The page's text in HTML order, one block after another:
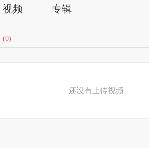
视频 专辑
(0)
还没有上传视频